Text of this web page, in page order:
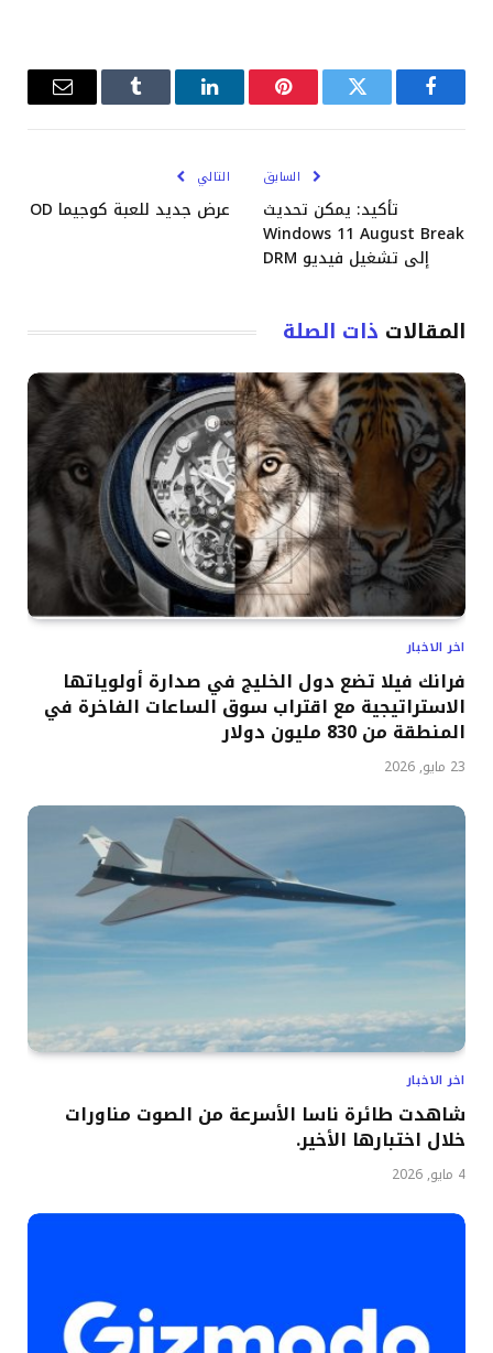
فيسبوكتويتر بينتيريستلينكدإن Tumblrالبريد
السابق
تأكيد: يمكن تحديث
Windows 11 August Break
إلى تشغيل فيديو DRM
التالي
عرض جديد للعبة كوجيما OD
المقالات ذات الصلة
اخر الاخبار
فرانك فيلا تضع دول الخليج في صدارة أولوياتها
الاستراتيجية مع اقتراب سوق الساعات الفاخرة في
المنطقة من 830 مليون دولار
23 مايو, 2026
اخر الاخبار
شاهدت طائرة ناسا الأسرعة من الصوت مناورات
خلال اختبارها الأخير.
4 مايو, 2026